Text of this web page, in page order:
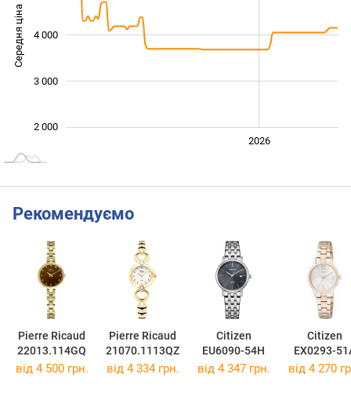
Середня ціна 2 500
2 000
3 000
4 000
2026
Рекомендуємо
Pierre Ricaud
22013.114GQ
Pierre Ricaud
21070.1113QZ
Citizen
EU6090-54H
Citizen
EX0293-
від 4 500 грн. від 4 334 грн. від 4 347 грн. від 4 270